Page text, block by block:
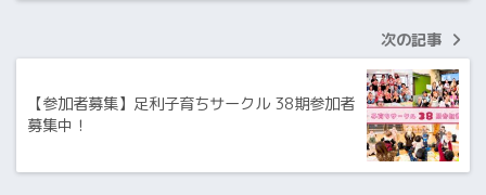
次の記事
【参加者募集】足利子育ちサークル 38期参加者
募集中！